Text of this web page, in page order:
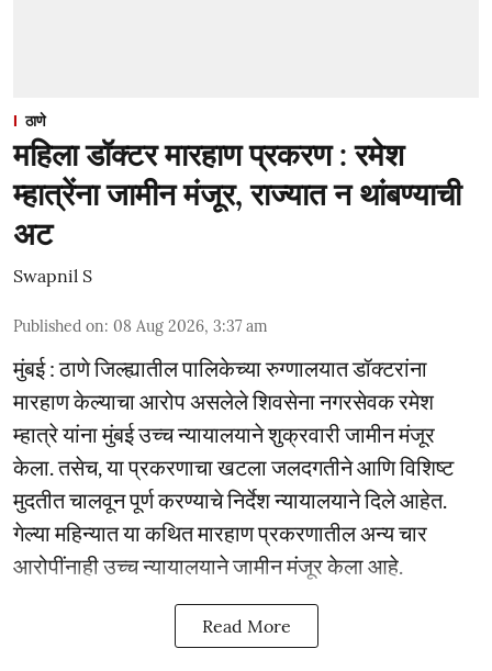
ठाणे
महिला डॉक्टर मारहाण प्रकरण : रमेश
म्हात्रेंना जामीन मंजूर, राज्यात न थांबण्याची
अट
Swapnil S
Published on: 08 Aug 2026, 3:37 am
मुंबई : ठाणे जिल्ह्यातील पालिकेच्या रुग्णालयात डॉक्टरांना
मारहाण केल्याचा आरोप असलेले शिवसेना नगरसेवक रमेश
म्हात्रे यांना मुंबई उच्च न्यायालयाने शुक्रवारी जामीन मंजूर
केला. तसेच, या प्रकरणाचा खटला जलदगतीने आणि विशिष्ट
मुदतीत चालवून पूर्ण करण्याचे निर्देश न्यायालयाने दिले आहेत.
गेल्या महिन्यात या कथित मारहाण प्रकरणातील अन्य चार
आरोपींनाही उच्च न्यायालयाने जामीन मंजूर केला आहे.
Read More